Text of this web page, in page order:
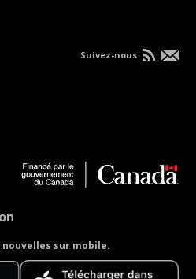
nouvelles sur mobile.
Suivez-nous